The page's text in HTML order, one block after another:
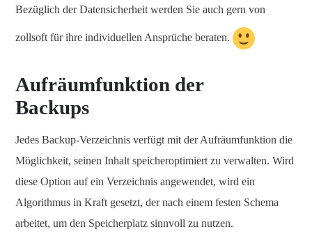
Bezüglich der Datensicherheit werden Sie auch gern von
zollsoft für ihre individuellen Ansprüche beraten.
Aufräumfunktion der
Backups
Jedes Backup-Verzeichnis verfügt mit der Aufräumfunktion die
Möglichkeit, seinen Inhalt speicheroptimiert zu verwalten. Wird
diese Option auf ein Verzeichnis angewendet, wird ein
Algorithmus in Kraft gesetzt, der nach einem festen Schema
arbeitet, um den Speicherplatz sinnvoll zu nutzen.